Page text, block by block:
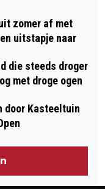
zomer af met
uitstapje naar
die steeds droger
met droge ogen
door Kasteeltuin